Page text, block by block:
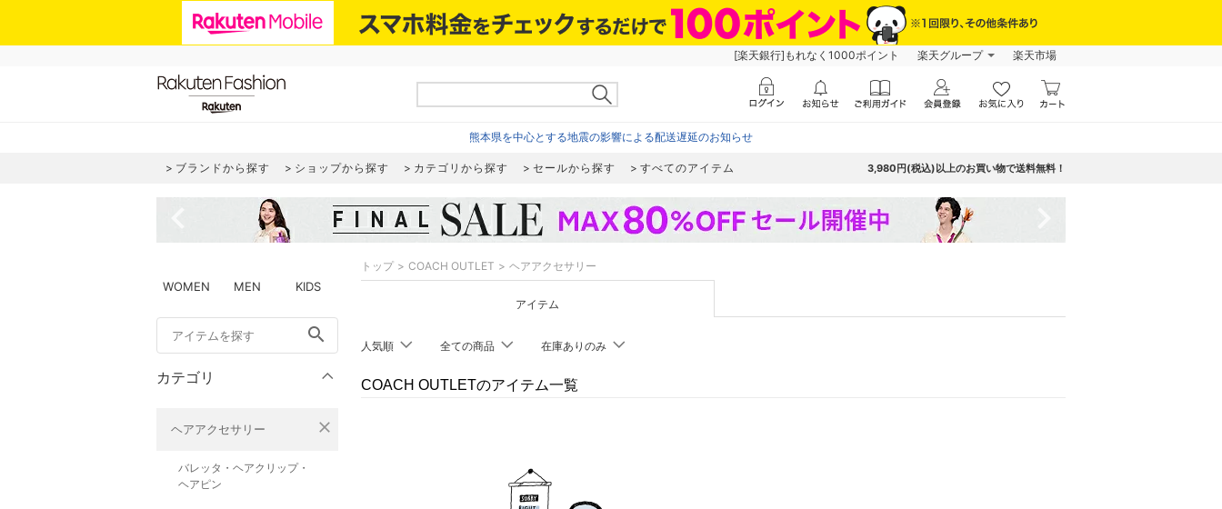
[楽天銀行]もれなく1000ポイント 楽天グループ 楽天市場
熊本県を中心とする地震の影響による配送遅延のお知らせ
ブランドから探す ショップから探す カテゴリから探す セールから探す すべてのアイテム 3,980円(税込)以上のお買い物で送料無料！
WOMEN MEN KIDS
search
カテゴリ
ヘアアクセサリー close
バレッタ・ヘアクリップ・
ヘアピン
トップ COACH OUTLET ヘアアクセサリー
アイテム
人気順 全ての商品 在庫ありのみ
COACH OUTLETのアイテム一覧